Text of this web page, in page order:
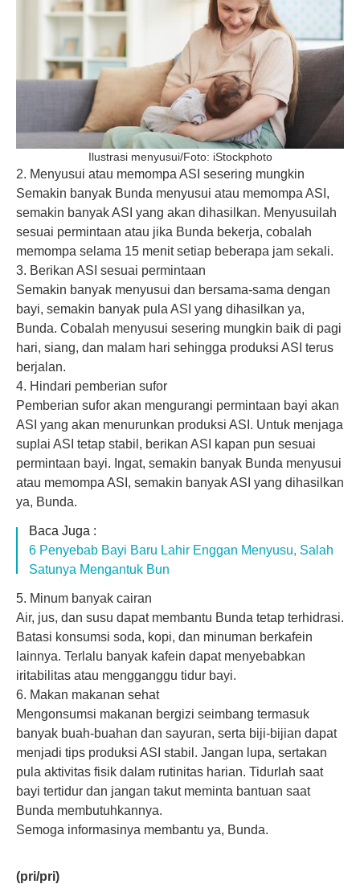
Ilustrasi menyusui/Foto: iStockphoto
2. Menyusui atau memompa ASI sesering mungkin
Semakin banyak Bunda menyusui atau memompa ASI,
semakin banyak ASI yang akan dihasilkan. Menyusuilah
sesuai permintaan atau jika Bunda bekerja, cobalah
memompa selama 15 menit setiap beberapa jam sekali.
3. Berikan ASI sesuai permintaan
Semakin banyak menyusui dan bersama-sama dengan
bayi, semakin banyak pula ASI yang dihasilkan ya,
Bunda. Cobalah menyusui sesering mungkin baik di pagi
hari, siang, dan malam hari sehingga produksi ASI terus
berjalan.
4. Hindari pemberian sufor
Pemberian sufor akan mengurangi permintaan bayi akan
ASI yang akan menurunkan produksi ASI. Untuk menjaga
suplai ASI tetap stabil, berikan ASI kapan pun sesuai
permintaan bayi. Ingat, semakin banyak Bunda menyusui
atau memompa ASI , semakin banyak ASI yang dihasilkan
ya, Bunda.
Baca Juga :
6 Penyebab Bayi Baru Lahir Enggan Menyusu, Salah
Satunya Mengantuk Bun
5. Minum banyak cairan
Air, jus, dan susu dapat membantu Bunda tetap terhidrasi.
Batasi konsumsi soda, kopi, dan minuman berkafein
lainnya. Terlalu banyak kafein dapat menyebabkan
iritabilitas atau mengganggu tidur bayi.
6. Makan makanan sehat
Mengonsumsi makanan bergizi seimbang termasuk
banyak buah-buahan dan sayuran, serta biji-bijian dapat
menjadi tips produksi ASI stabil. Jangan lupa, sertakan
pula aktivitas fisik dalam rutinitas harian. Tidurlah saat
bayi tertidur dan jangan takut meminta bantuan saat
Bunda membutuhkannya.
Semoga informasinya membantu ya, Bunda.
(pri/pri)